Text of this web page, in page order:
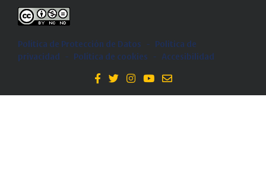
Política de Protección de Datos -
Politica de
privacidad
- Política de cookies - Accesibilidad